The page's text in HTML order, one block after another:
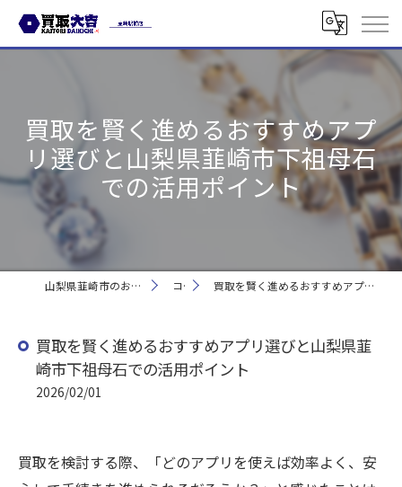
買取を賢く進めるおすすめアプ
リ選びと山梨県韮崎市下祖母石
での活用ポイント
山梨県韮崎市のお買取なら買取大吉 韮崎駅前店 コラム 買取を賢く進めるおすすめアプリ選びと山梨県韮崎市下祖母石での活用ポイント
買取を賢く進めるおすすめアプリ選びと山梨県韮
崎市下祖母石での活用ポイント
2026/02/01
買取を検討する際、「どのアプリを使えば効率よく、安